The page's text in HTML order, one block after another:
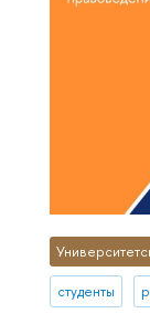
студенты